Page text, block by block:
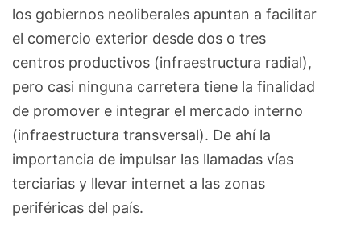
los gobiernos neoliberales apuntan a facilitar
el comercio exterior desde dos o tres
centros productivos (infraestructura radial),
pero casi ninguna carretera tiene la finalidad
de promover e integrar el mercado interno
(infraestructura transversal). De ahí la
importancia de impulsar las llamadas vías
terciarias y llevar internet a las zonas
periféricas del país.